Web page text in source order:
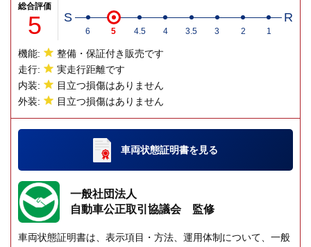
総合評価
5 S R
6 5 4.5 4 3.5 3 2 1
機能:
整備・保証付き販売です
走行:
実走行距離です
内装:
目立つ損傷はありません
外装:
目立つ損傷はありません
車両状態証明書を見る
一般社団法人
自動車公正取引協議会 監修
車両状態証明書は、表示項目・方法、運用体制について、一般